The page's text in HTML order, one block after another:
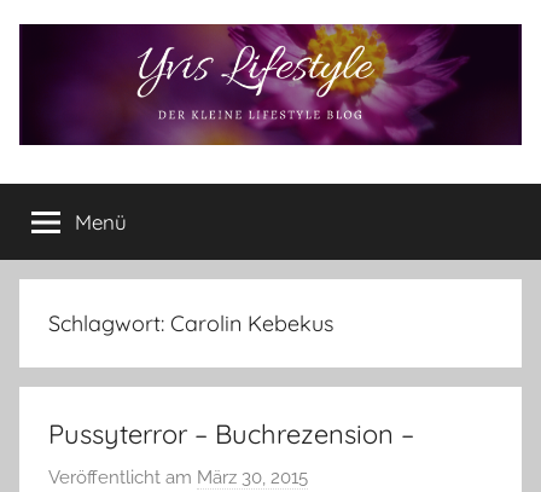
Yvis
Lifestyle
Lifestyle
Blog
–
Lifestyle,
Produkttests
vieles
Menü
Schlagwort: Carolin Kebekus
Pussyterror – Buchrezension –
Veröffentlicht am März 30, 2015